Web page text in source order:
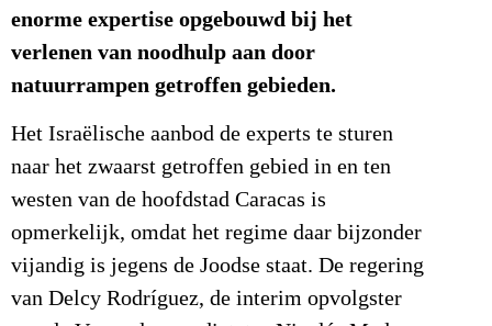
enorme expertise opgebouwd bij het
verlenen van noodhulp aan door
natuurrampen getroffen gebieden.
Het Israëlische aanbod de experts te sturen
naar het zwaarst getroffen gebied in en ten
westen van de hoofdstad Caracas is
opmerkelijk, omdat het regime daar bijzonder
vijandig is jegens de Joodse staat. De regering
van Delcy Rodríguez, de interim opvolgster